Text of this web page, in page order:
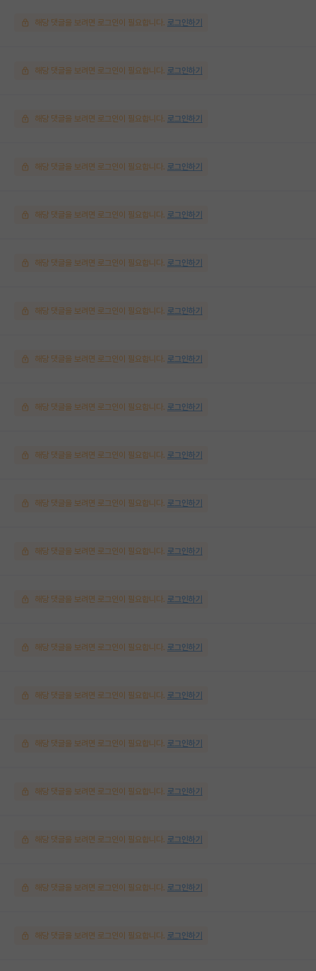
해당 댓글을 보려면 로그인이 필요합니다. 로그인하기
해당 댓글을 보려면 로그인이 필요합니다. 로그인하기
해당 댓글을 보려면 로그인이 필요합니다. 로그인하기
해당 댓글을 보려면 로그인이 필요합니다. 로그인하기
해당 댓글을 보려면 로그인이 필요합니다. 로그인하기
해당 댓글을 보려면 로그인이 필요합니다. 로그인하기
해당 댓글을 보려면 로그인이 필요합니다. 로그인하기
해당 댓글을 보려면 로그인이 필요합니다. 로그인하기
해당 댓글을 보려면 로그인이 필요합니다. 로그인하기
해당 댓글을 보려면 로그인이 필요합니다. 로그인하기
해당 댓글을 보려면 로그인이 필요합니다. 로그인하기
해당 댓글을 보려면 로그인이 필요합니다. 로그인하기
해당 댓글을 보려면 로그인이 필요합니다. 로그인하기
해당 댓글을 보려면 로그인이 필요합니다. 로그인하기
해당 댓글을 보려면 로그인이 필요합니다. 로그인하기
해당 댓글을 보려면 로그인이 필요합니다. 로그인하기
해당 댓글을 보려면 로그인이 필요합니다. 로그인하기
해당 댓글을 보려면 로그인이 필요합니다. 로그인하기
해당 댓글을 보려면 로그인이 필요합니다. 로그인하기
해당 댓글을 보려면 로그인이 필요합니다. 로그인하기